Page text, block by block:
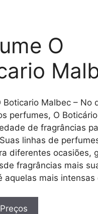
O
Boticario Malbec – No
perfumes, O
de fragrâncias
linhas de
diferentes ocasiões,
fragrâncias mais
aquelas mais intensas